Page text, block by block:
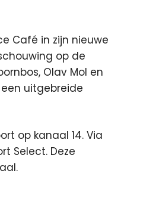
Café in zijn nieuwe
op de
Olav Mol en
uitgebreide
op kanaal 14. Via
Select. Deze